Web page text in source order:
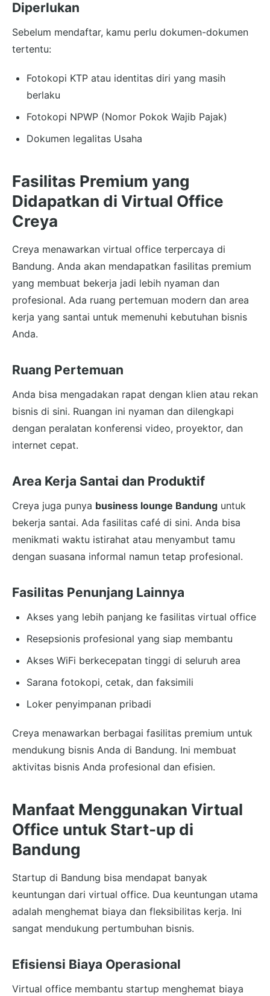
Diperlukan
Sebelum mendaftar, kamu perlu dokumen-dokumen
tertentu:
Fotokopi KTP atau identitas diri yang masih
berlaku
Fotokopi NPWP (Nomor Pokok Wajib Pajak)
Dokumen legalitas Usaha
Fasilitas Premium yang
Didapatkan di Virtual Office
Creya
Creya menawarkan virtual office terpercaya di
Bandung. Anda akan mendapatkan fasilitas premium
yang membuat bekerja jadi lebih nyaman dan
profesional. Ada ruang pertemuan modern dan area
kerja yang santai untuk memenuhi kebutuhan bisnis
Anda.
Ruang Pertemuan
Anda bisa mengadakan rapat dengan klien atau rekan
bisnis di sini. Ruangan ini nyaman dan dilengkapi
dengan peralatan konferensi video, proyektor, dan
internet cepat.
Area Kerja Santai dan Produktif
Creya juga punya business lounge Bandung untuk
bekerja santai. Ada fasilitas café di sini. Anda bisa
menikmati waktu istirahat atau menyambut tamu
dengan suasana informal namun tetap profesional.
Fasilitas Penunjang Lainnya
Akses yang lebih panjang ke fasilitas virtual office
Resepsionis profesional yang siap membantu
Akses WiFi berkecepatan tinggi di seluruh area
Sarana fotokopi, cetak, dan faksimili
Loker penyimpanan pribadi
Creya menawarkan berbagai fasilitas premium untuk
mendukung bisnis Anda di Bandung. Ini membuat
aktivitas bisnis Anda profesional dan efisien.
Manfaat Menggunakan Virtual
Office untuk Start-up di
Bandung
Startup di Bandung bisa mendapat banyak
keuntungan dari virtual office. Dua keuntungan utama
adalah menghemat biaya dan fleksibilitas kerja. Ini
sangat mendukung pertumbuhan bisnis.
Efisiensi Biaya Operasional
Virtual office membantu startup menghemat biaya